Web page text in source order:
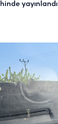
yayınlandı